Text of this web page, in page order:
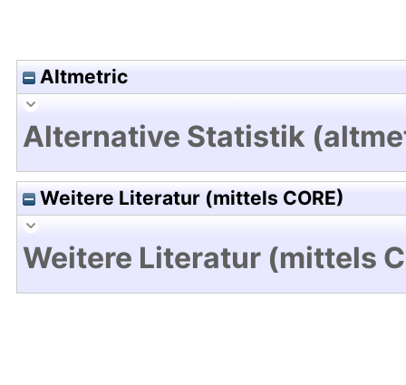
Altmetric
Alternative Statistik
Weitere Literatur (mittels CORE)
Weitere Literatur (mittels